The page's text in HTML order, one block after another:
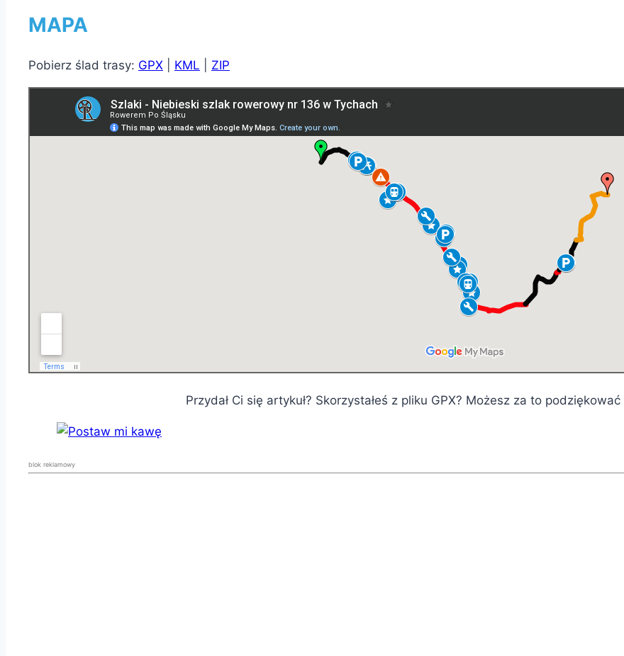
MAPA
Pobierz ślad trasy: GPX KML ZIP
Przydał Ci się artykuł? Skorzystałeś z pliku GPX? Możesz za to podziękować
blok reklamowy